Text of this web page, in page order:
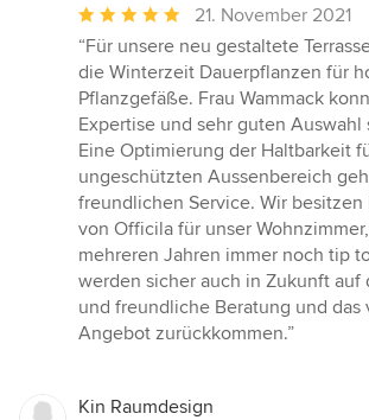
Durchschnittliche
Bewertung:
5
von
5
Sternen
21. November 2021
“Für unsere neu gestaltete
die Winterzeit Dauerpflanzen für
Pflanzgefäße. Frau Wammack
Expertise und sehr guten
Eine Optimierung der Haltbarkeit
ungeschützten Aussenbereich
freundlichen Service. Wir besitzen
von Officila für unser
mehreren Jahren immer noch tip
werden sicher auch in Zukunft
und freundliche Beratung und das
Angebot zurückkommen.”
Kin Raumdesign